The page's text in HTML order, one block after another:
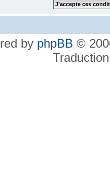
by phpBB ©